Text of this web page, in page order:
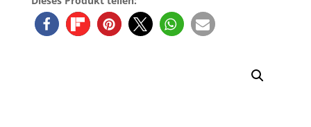
Crossbrille
E21